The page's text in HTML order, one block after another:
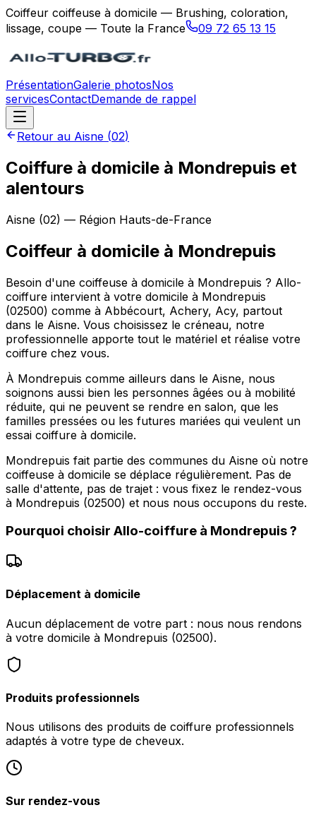
Coiffeur coiffeuse à domicile — Brushing, coloration,
lissage, coupe — Toute la France
09 72 65 13 15
PrésentationGalerie photosNos
servicesContactDemande de rappel
Retour au Aisne (02)
Coiffure à domicile à Mondrepuis et
alentours
Aisne (02) — Région Hauts-de-France
Coiffeur à domicile à Mondrepuis
Besoin d'une coiffeuse à domicile à Mondrepuis ? Allo-
coiffure intervient à votre domicile à Mondrepuis
(02500) comme à Abbécourt, Achery, Acy, partout
dans le Aisne. Vous choisissez le créneau, notre
professionnelle apporte tout le matériel et réalise votre
coiffure chez vous.
À Mondrepuis comme ailleurs dans le Aisne, nous
soignons aussi bien les personnes âgées ou à mobilité
réduite, qui ne peuvent se rendre en salon, que les
familles pressées ou les futures mariées qui veulent un
essai coiffure à domicile.
Mondrepuis fait partie des communes du Aisne où notre
coiffeuse à domicile se déplace régulièrement. Pas de
salle d'attente, pas de trajet : vous fixez le rendez-vous
à Mondrepuis (02500) et nous nous occupons du reste.
Pourquoi choisir Allo-coiffure à Mondrepuis?
Déplacement à domicile
Aucun déplacement de votre part : nous nous rendons
à votre domicile à Mondrepuis (02500).
Produits professionnels
Nous utilisons des produits de coiffure professionnels
adaptés à votre type de cheveux.
Sur rendez-vous